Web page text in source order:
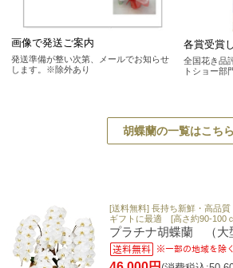
画像で発送ご案内
発送準備が整い次第、メールでお知らせ
します。※除外あり
各賞受賞
全国花き品
トショー部
胡蝶蘭の一覧はこちら
[送料無料] 長持ち新鮮・高品質
ギフトに最適 [高さ約90-100
プラチナ胡蝶蘭 （大